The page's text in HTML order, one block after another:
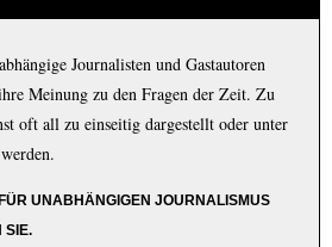
Journalisten und Gastautoren
Meinung zu den Fragen der Zeit. Zu
oft all zu einseitig dargestellt oder unter
UNABHÄNGIGEN JOURNALISMUS
SIE.